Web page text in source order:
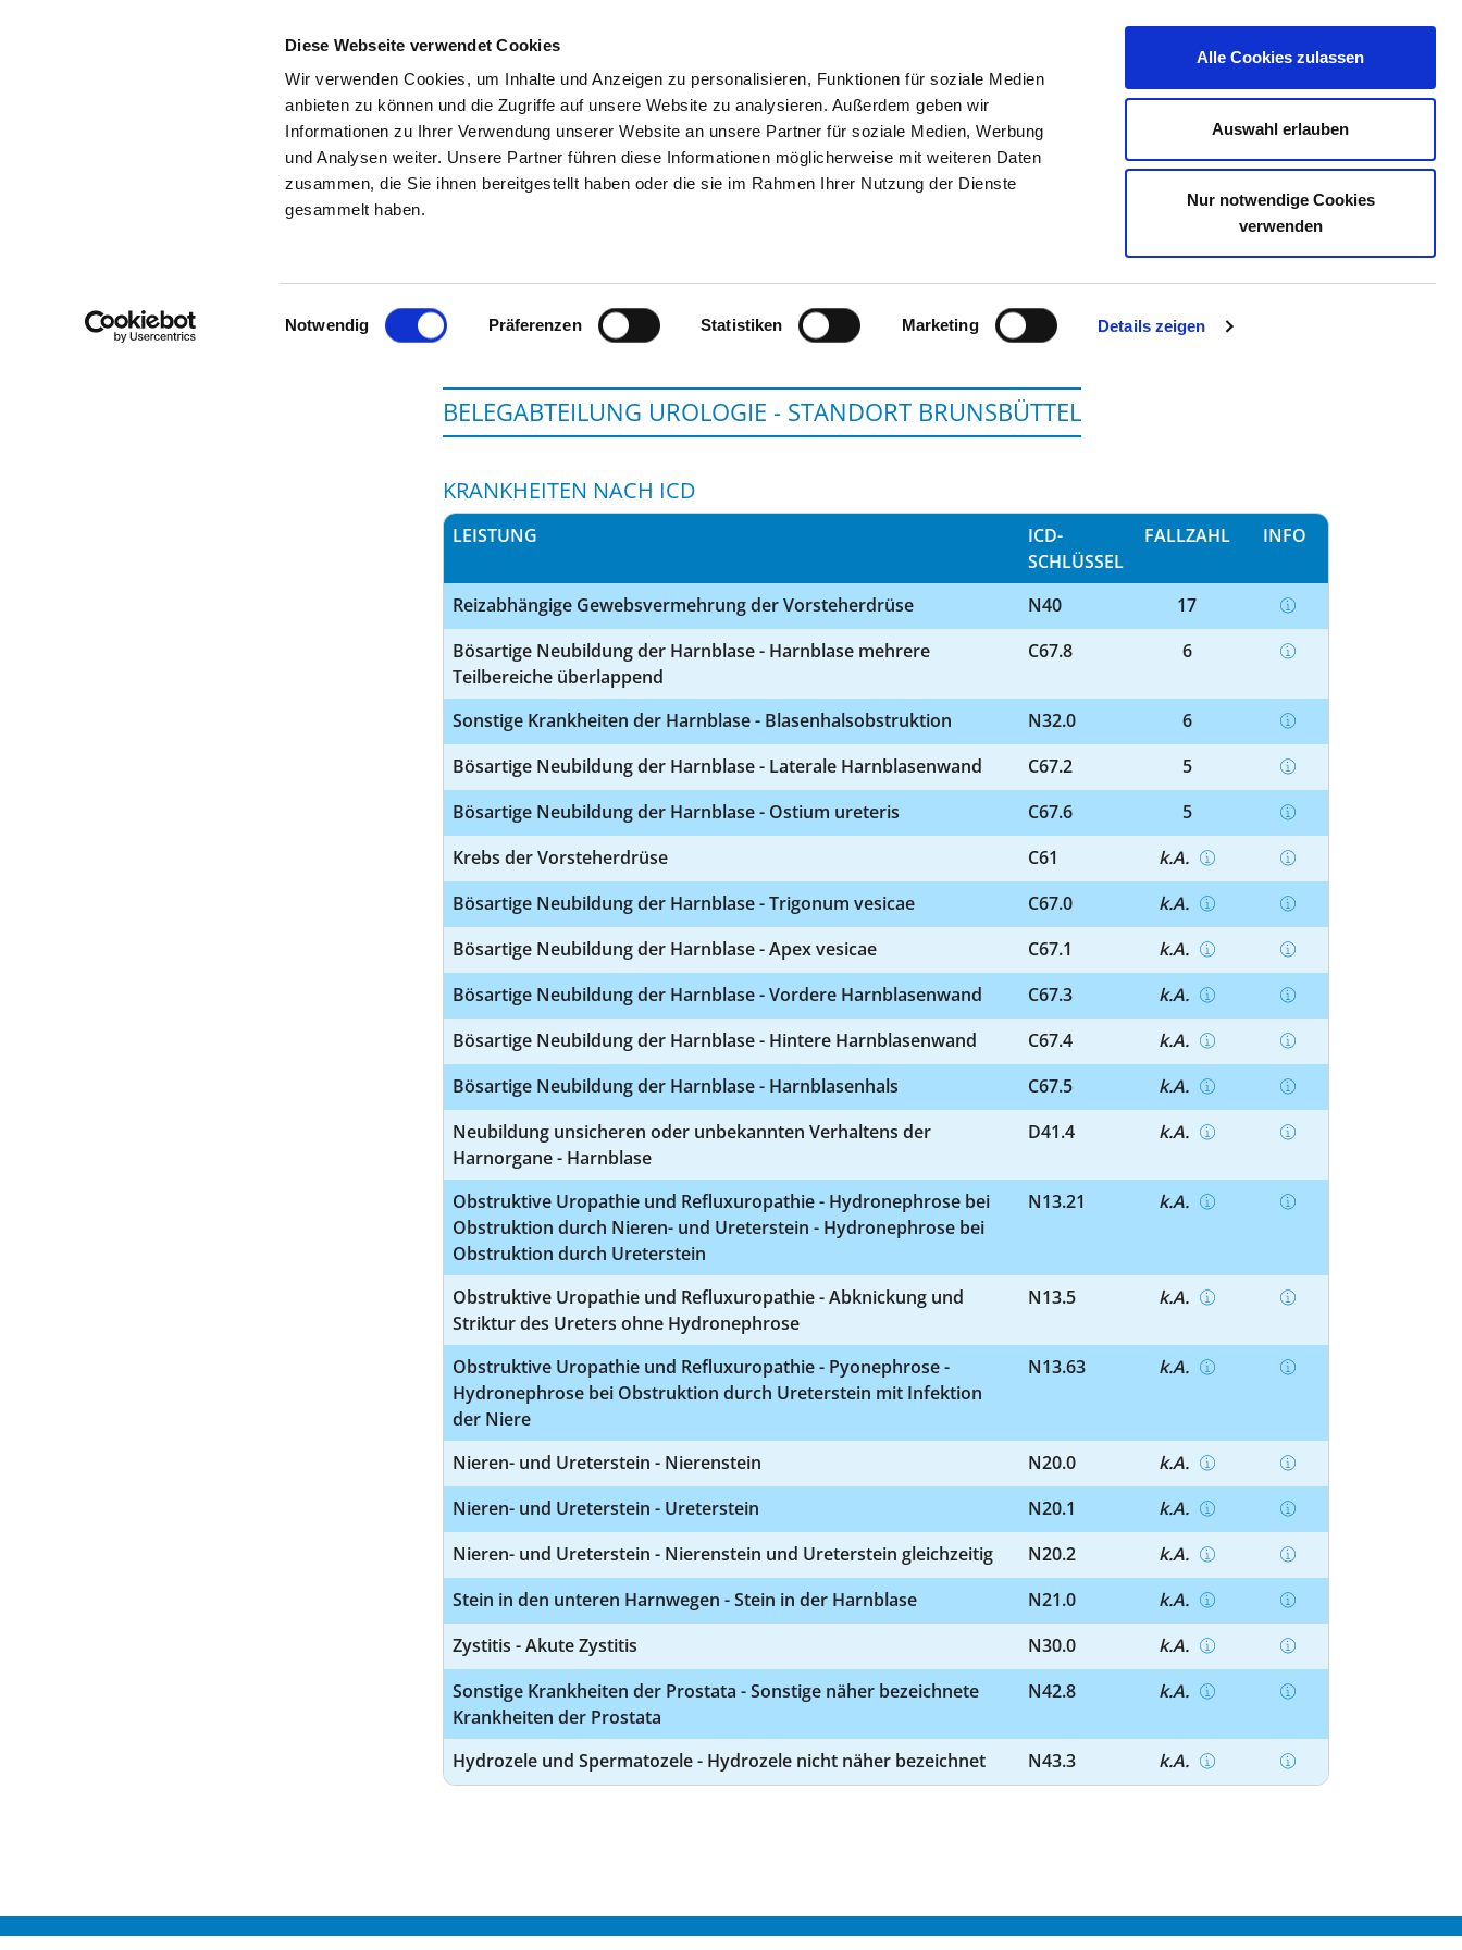
Diese Webseite verwendet Cookies
Wir verwenden Cookies, um Inhalte und Anzeigen zu personalisieren, Funktionen für soziale Medien
anbieten zu können und die Zugriffe auf unsere Website zu analysieren. Außerdem geben wir
Informationen zu Ihrer Verwendung unserer Website an unsere Partner für soziale Medien, Werbung
und Analysen weiter. Unsere Partner führen diese Informationen möglicherweise mit weiteren Daten
zusammen, die Sie ihnen bereitgestellt haben oder die sie im Rahmen Ihrer Nutzung der Dienste
gesammelt haben.
Einwilligungsauswahl
Notwendig Präferenzen Statistiken Marketing Details zeigen
Alle Cookies zulassen
Auswahl erlauben
Nur notwendige Cookies
verwenden
SUCHEN TIPPS & HILFE DAS DKV STELLENBÖRSE KONTAKT IHRE MEINUNG
Startseite der Fachabteilung
BELEGABTEILUNG UROLOGIE - STANDORT BRUNSBÜTTEL
KRANKHEITEN NACH ICD
LEISTUNG
ICD-
SCHLÜSSEL
FALLZAHL INFO
Reizabhängige Gewebsvermehrung der Vorsteherdrüse N40
17
Bösartige Neubildung der Harnblase - Harnblase mehrere
Teilbereiche überlappend
C67.8 6
Sonstige Krankheiten der Harnblase - Blasenhalsobstruktion N32.0
6
Bösartige Neubildung der Harnblase - Laterale Harnblasenwand
C67.2
5
Bösartige Neubildung der Harnblase - Ostium ureteris
C67.6
5
Krebs der Vorsteherdrüse
C61
k.A.
Bösartige Neubildung der Harnblase - Trigonum vesicae
C67.0
k.A.
Bösartige Neubildung der Harnblase - Apex vesicae
C67.1
k.A.
Bösartige Neubildung der Harnblase - Vordere Harnblasenwand
C67.3
k.A.
Bösartige Neubildung der Harnblase - Hintere Harnblasenwand
C67.4
k.A.
Bösartige Neubildung der Harnblase - Harnblasenhals
C67.5
k.A.
Neubildung unsicheren oder unbekannten Verhaltens der
Harnorgane - Harnblase
D41.4 k.A.
Obstruktive Uropathie und Refluxuropathie - Hydronephrose bei
Obstruktion durch Nieren- und Ureterstein - Hydronephrose bei
Obstruktion durch Ureterstein
N13.21 k.A.
Obstruktive Uropathie und Refluxuropathie - Abknickung und
Striktur des Ureters ohne Hydronephrose
N13.5 k.A.
Obstruktive Uropathie und Refluxuropathie - Pyonephrose -
Hydronephrose bei Obstruktion durch Ureterstein mit Infektion
der Niere
N13.63 k.A.
Nieren- und Ureterstein - Nierenstein N20.0
k.A.
Nieren- und Ureterstein - Ureterstein
N20.1
k.A.
Nieren- und Ureterstein - Nierenstein und Ureterstein gleichzeitig
N20.2
k.A.
Stein in den unteren Harnwegen - Stein in der Harnblase
N21.0
k.A.
Zystitis - Akute Zystitis
N30.0
k.A.
Sonstige Krankheiten der Prostata - Sonstige näher bezeichnete
Krankheiten der Prostata
N42.8 k.A.
Hydrozele und Spermatozele - Hydrozele nicht näher bezeichnet N43.3 k.A.